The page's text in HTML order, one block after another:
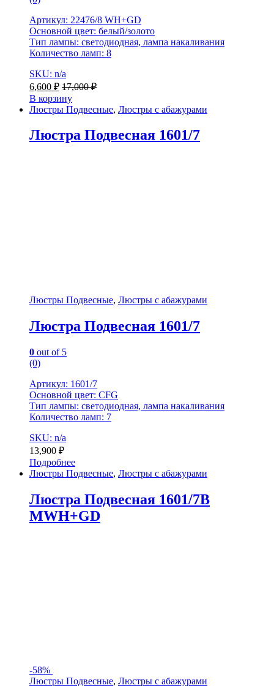
Артикул: 22476/8 WH+GD
Основной цвет: белый/золото
Тип лампы: светодиодная, лампа накаливания
Количество ламп: 8
SKU: n/a
6,600 ₽ 17,000₽
В корзину
Люстры Подвесные, Люстры с абажурами
Люстра Подвесная 1601/7
Люстры Подвесные, Люстры с абажурами
Люстра Подвесная 1601/7
0 out of 5
(0)
Артикул: 1601/7
Основной цвет: CFG
Тип лампы: светодиодная, лампа накаливания
Количество ламп: 7
SKU: n/a
13,900 ₽
Подробнее
Люстры Подвесные, Люстры с абажурами
Люстра Подвесная 1601/7B
MWH+GD
-58%
Люстры Подвесные, Люстры с абажурами